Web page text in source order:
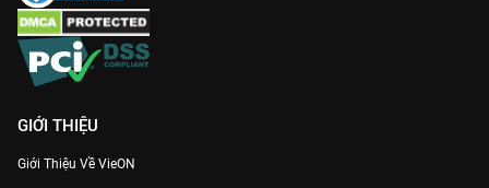
GIỚI THIỆU
Giới Thiệu Về VieON